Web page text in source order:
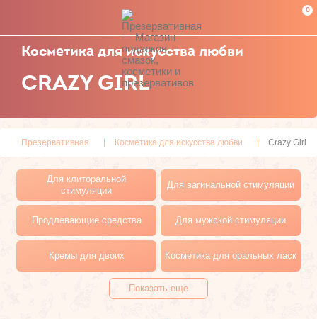
0
Косметика для искусства любви
CRAZY GIRL
Презервативная Косметика для искусства любви Crazy Girl
Для клиторальной
стимуляции
Для вагинальной стимуляции
Продлевающие средства Для мужской стимуляции
Кремы для двоих Косметика для оральных ласк
Показать еще